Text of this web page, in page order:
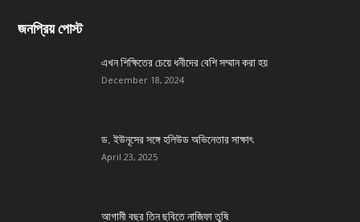
জনপ্রিয় পোস্ট
এখন শিক্ষিতের চেয়ে ধনীদের বেশি সম্মান করা হয়
December 18, 2024
ড. ইউনূসের সঙ্গে হলিউড অভিনেতার সাক্ষাৎ
April 23, 2025
আগামী বছর তিন ছবিতে নাজিফা তুষি